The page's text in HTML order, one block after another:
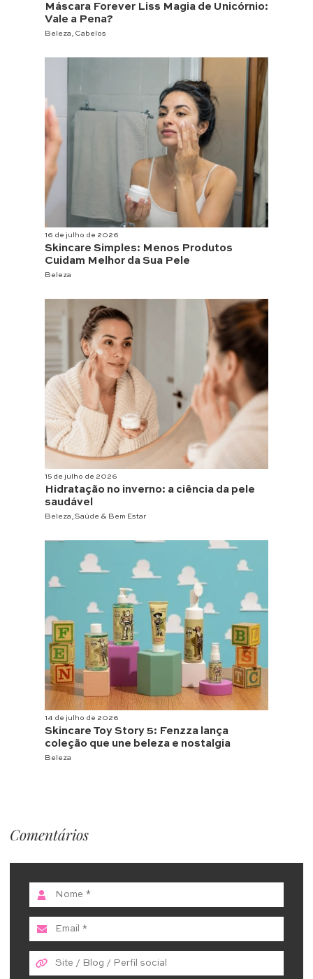
Máscara Forever Liss Magia de Unicórnio:
Vale a Pena?
Beleza , Cabelos
16 de julho de 2026
Skincare Simples: Menos Produtos
Cuidam Melhor da Sua Pele
Beleza
15 de julho de 2026
Hidratação no inverno: a ciência da pele
saudável
Beleza , Saúde & Bem Estar
14 de julho de 2026
Skincare Toy Story 5: Fenzza lança
coleção que une beleza e nostalgia
Beleza
Comentários